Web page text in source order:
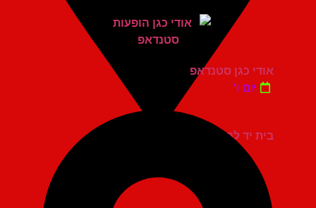
בית יד לבנים אשדוד
אודי כגן סטנדאפ
יום ו'